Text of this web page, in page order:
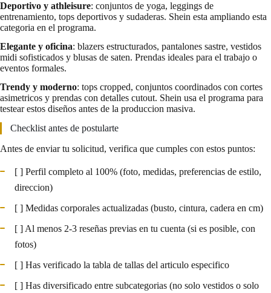
Deportivo y athleisure: conjuntos de yoga, leggings de
entrenamiento, tops deportivos y sudaderas. Shein esta ampliando esta
categoria en el programa.
Elegante y oficina: blazers estructurados, pantalones sastre, vestidos
midi sofisticados y blusas de saten. Prendas ideales para el trabajo o
eventos formales.
Trendy y moderno: tops cropped, conjuntos coordinados con cortes
asimetricos y prendas con detalles cutout. Shein usa el programa para
testear estos diseños antes de la produccion masiva.
Checklist antes de postularte
Antes de enviar tu solicitud, verifica que cumples con estos puntos:
[ ] Perfil completo al 100% (foto, medidas, preferencias de estilo,
direccion)
[ ] Medidas corporales actualizadas (busto, cintura, cadera en cm)
[ ] Al menos 2-3 reseñas previas en tu cuenta (si es posible, con
fotos)
[ ] Has verificado la tabla de tallas del articulo especifico
[ ] Has diversificado entre subcategorias (no solo vestidos o solo